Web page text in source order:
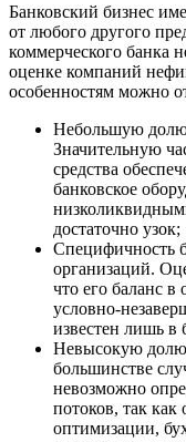
Банковский бизнес
от любого другого
коммерческого банка
оценке компаний
особенностям можно
Небольшую долю
Значительную
средства
банковское
достаточно узок;
Специфичность
организаций.
что его баланс
условно-
известен лишь в
Невысокую
большинстве
невозможно
потоков, так
оптимизации,